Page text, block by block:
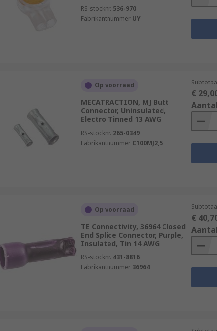
RS-stocknr. 536-970
Fabrikantnummer UY
Op voorraad
MECATRACTION, MJ Butt
Connector, Uninsulated,
Electro Tinned 13 AWG
RS-stocknr. 265-0349
Fabrikantnummer C100MJ2,5
€
Aantal
Op voorraad
TE Connectivity, 36964 Closed
End Splice Connector, Purple,
Insulated, Tin 14 AWG
RS-stocknr. 431-8816
Fabrikantnummer 36964
€
Aantal